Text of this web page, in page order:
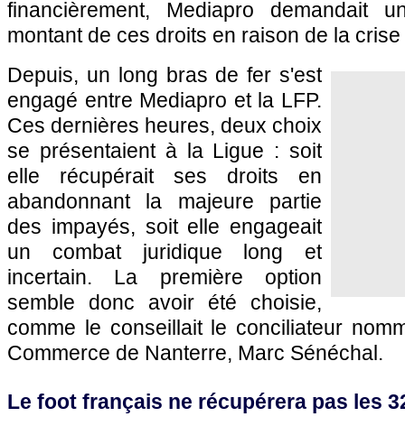
financièrement, Mediapro demandait
montant de ces droits en raison de la
Depuis, un long bras de fer s'est
engagé entre Mediapro et la LFP.
Ces dernières heures, deux choix
se présentaient à la Ligue : soit
elle récupérait ses droits en
abandonnant la majeure partie
des impayés, soit elle engageait
un combat juridique long et
incertain. La première option
semble donc avoir été choisie,
comme le conseillait le conciliateur
Commerce de Nanterre, Marc Sénéchal.
Le foot français ne récupérera pas les